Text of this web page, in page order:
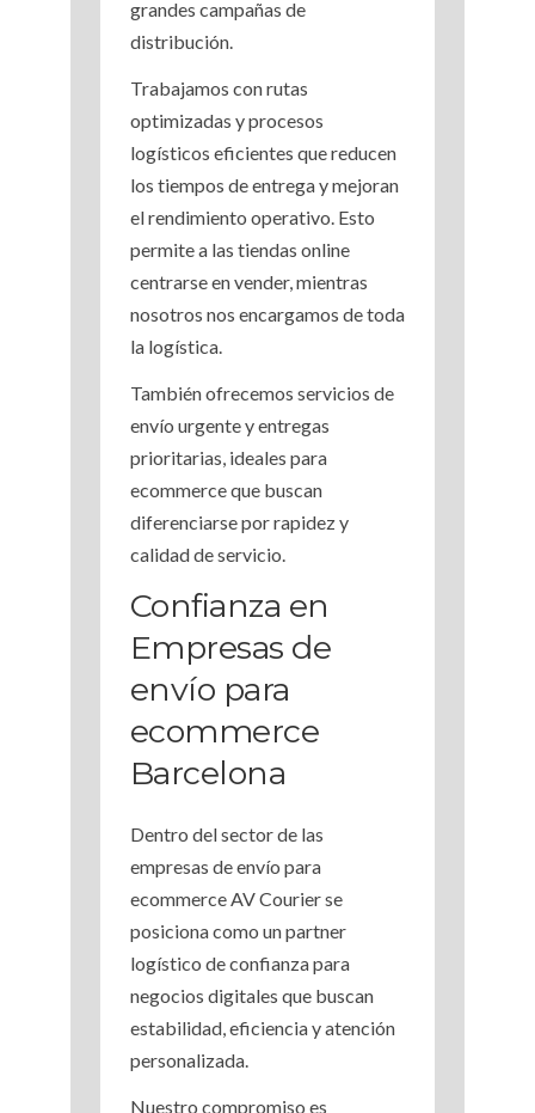
grandes campañas de
distribución.
Trabajamos con rutas
optimizadas y procesos
logísticos eficientes que reducen
los tiempos de entrega y mejoran
el rendimiento operativo. Esto
permite a las tiendas online
centrarse en vender, mientras
nosotros nos encargamos de toda
la logística.
También ofrecemos servicios de
envío urgente y entregas
prioritarias, ideales para
ecommerce que buscan
diferenciarse por rapidez y
calidad de servicio.
Confianza en
Empresas de
envío para
ecommerce
Barcelona
Dentro del sector de las
empresas de envío para
ecommerce AV Courier se
posiciona como un partner
logístico de confianza para
negocios digitales que buscan
estabilidad, eficiencia y atención
personalizada.
Nuestro compromiso es